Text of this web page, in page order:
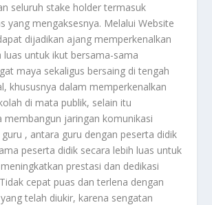
seluruh stake holder termasuk
yang mengaksesnya. Melalui Website
dijadikan ajang memperkenalkan
luas untuk ikut bersama-sama
maya sekaligus bersaing di tengah
khususnya dalam memperkenalkan
di mata publik, selain itu
membangun jaringan komunikasi
, antara guru dengan peserta didik
peserta didik secara lebih luas untuk
prestasi dan dedikasi
cepat puas dan terlena dengan
telah diukir, karena sengatan